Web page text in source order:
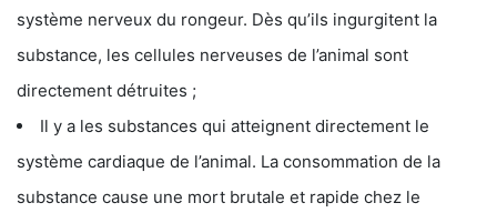
système nerveux du rongeur. Dès qu’ils ingurgitent la
substance, les cellules nerveuses de l’animal sont
directement détruites ;
Il y a les substances qui atteignent directement le
système cardiaque de l’animal. La consommation de la
substance cause une mort brutale et rapide chez le